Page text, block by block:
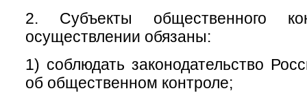
2. Субъекты общественного
осуществлении обязаны:
1) соблюдать законодательство
об общественном контроле;